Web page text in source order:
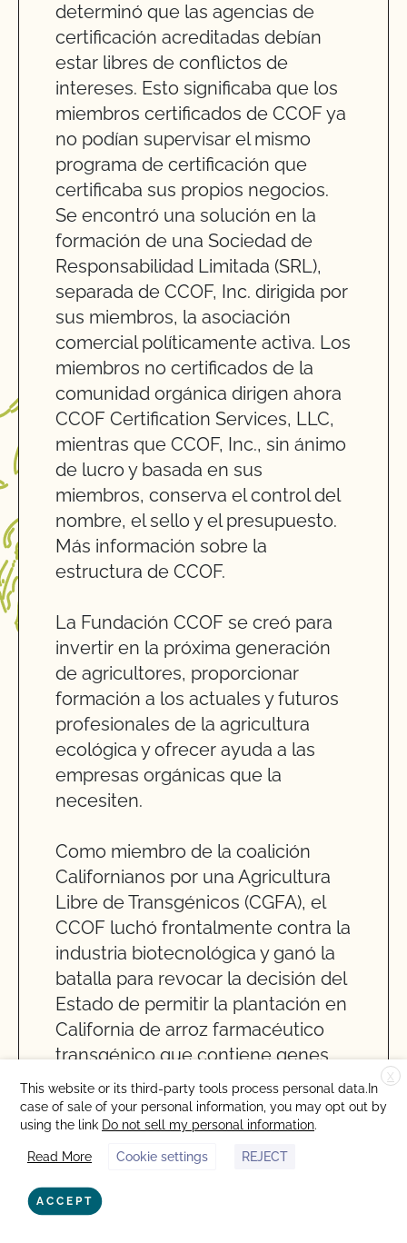
determinó que las agencias de
certificación acreditadas debían
estar libres de conflictos de
intereses. Esto significaba que los
miembros certificados de CCOF ya
no podían supervisar el mismo
programa de certificación que
certificaba sus propios negocios.
Se encontró una solución en la
formación de una Sociedad de
Responsabilidad Limitada (SRL),
separada de CCOF, Inc. dirigida por
sus miembros, la asociación
comercial políticamente activa. Los
miembros no certificados de la
comunidad orgánica dirigen ahora
CCOF Certification Services, LLC,
mientras que CCOF, Inc., sin ánimo
de lucro y basada en sus
miembros, conserva el control del
nombre, el sello y el presupuesto.
Más información sobre la
estructura de CCOF.
La Fundación CCOF se creó para
invertir en la próxima generación
de agricultores, proporcionar
formación a los actuales y futuros
profesionales de la agricultura
ecológica y ofrecer ayuda a las
empresas orgánicas que la
necesiten.
Como miembro de la coalición
Californianos por una Agricultura
Libre de Transgénicos (CGFA), el
CCOF luchó frontalmente contra la
industria biotecnológica y ganó la
batalla para revocar la decisión del
Estado de permitir la plantación en
California de arroz farmacéutico
transgénico que contiene genes
humanos.
2004
X
This website or its third-party tools process personal data.In
case of sale of your personal information, you may opt out by
using the link Do not sell my personal information.
Read More Cookie settings REJECT
ACCEPT